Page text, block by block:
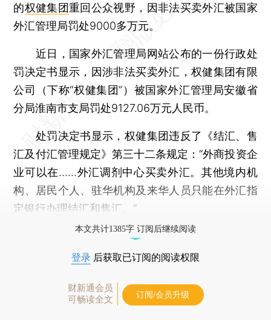
的权健集团重回公众视野，因非法买卖外汇被国家
外汇管理局罚处9000多万元。
近日，国家外汇管理局网站公布的一份行政处
罚决定书显示，因涉非法买卖外汇，权健集团有限
公司（下称“权健集团”）被国家外汇管理局安徽省
分局淮南市支局罚处9127.06万元人民币。
处罚决定书显示，权健集团违反了《结汇、售
汇及付汇管理规定》第三十二条规定：“外商投资企
业可以在……外汇调剂中心买卖外汇。其他境内机
构、居民个人、驻华机构及来华人员只能在外汇指
定银行办理结汇和售汇。”
本文共计1385字 订阅后继续阅读
登录 后获取已订阅的阅读权限
财新通会员
可畅读全文
订阅/会员升级